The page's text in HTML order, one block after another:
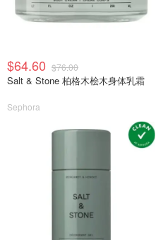
$64.60 $76.00
Salt & Stone 柏格木桧木身体乳霜
Sephora